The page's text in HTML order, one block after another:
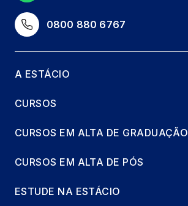
MÁQ. E EQUIP.
66 horas
ACÚSTICA
DOÊNÇAS OCUPACIONAIS
0800 880 6767
A ESTÁCIO
CURSOS
CURSOS EM ALTA DE GRADUAÇÃO
CURSOS EM ALTA DE PÓS
ESTUDE NA ESTÁCIO